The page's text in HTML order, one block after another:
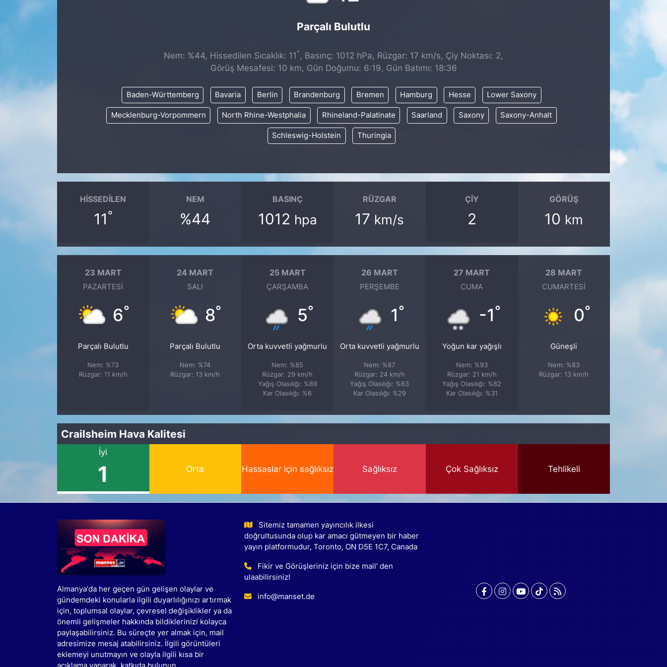
Parçalı Bulutlu
Nem: %44, Hissedilen Sıcaklık: 11 ° , Basınç: 1012 hPa, Rüzgar: 17 km/s, Çiy Noktası: 2,
Görüş Mesafesi: 10 km, Gün Doğumu: 6:19, Gün Batımı: 18:36
Baden-Württemberg Bavaria Berlin Brandenburg Bremen Hamburg Hesse Lower Saxony
Mecklenburg-Vorpommern North Rhine-Westphalia Rhineland-Palatinate Saarland Saxony Saxony-Anhalt
Schleswig-Holstein Thuringia
HISSEDILEN
11°
NEM
%44
BASINÇ
1012 hpa
RÜZGAR
17 km/s
ÇIY
2
GÖRÜŞ
10 km
23 MART
PAZARTESI
6°
Parçalı Bulutlu
Nem: %73
Rüzgar: 11 km/h
24 MART
SALI
8°
Parçalı Bulutlu
Nem: %74
Rüzgar: 13 km/h
25 MART
ÇARŞAMBA
5°
Orta kuvvetli yağmurlu
Nem: %85
Rüzgar: 29 km/h
Yağış Olasılığı: %89
Kar Olasılığı: %6
26 MART
PERŞEMBE
1°
Orta kuvvetli yağmurlu
Nem: %87
Rüzgar: 24 km/h
Yağış Olasılığı: %63
Kar Olasılığı: %29
27 MART
CUMA
-1°
Yoğun kar yağışlı
Nem: %93
Rüzgar: 21 km/h
Yağış Olasılığı: %82
Kar Olasılığı: %31
28 MART
CUMARTESI
0°
Güneşli
Nem: %83
Rüzgar: 13 km/h
Crailsheim Hava Kalitesi
İyi
1 Orta Hassaslar için sağlıksız Sağlıksız Çok Sağlıksız Tehlikeli
Almanya'da her geçen gün gelişen olaylar ve
gündemdeki konularla ilgili duyarlılığınızı artırmak
için, toplumsal olaylar, çevresel değişiklikler ya da
önemli gelişmeler hakkında bildiklerinizi kolayca
paylaşabilirsiniz. Bu süreçte yer almak için, mail
adresimize mesaj atabilirsiniz. İlgili görüntüleri
eklemeyi unutmayın ve olayla ilgili kısa bir
Sitemiz tamamen yayıncılık ilkesi
doğrultusunda olup kar amacı gütmeyen bir haber
yayın platformudur, Toronto, ON D5E 1C7, Canada
Fikir ve Görüşleriniz için bize mail' den
ulaabilirsiniz!
info@manset.de